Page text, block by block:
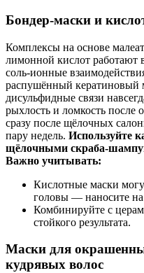
Бондер‑маски и
Комплексы на основе
лимонной кислот работают
соль‑ионные
распушённый кератиновый
дисульфидные связи
рыхлость и ломкость
сразу после щёлочных
пару недель. Используйте
щёлочными
Важно учитывать:
Кислотные маски
головы — наносите на
Комбинируйте с
стойкого результата.
Маски для
кудрявых волос